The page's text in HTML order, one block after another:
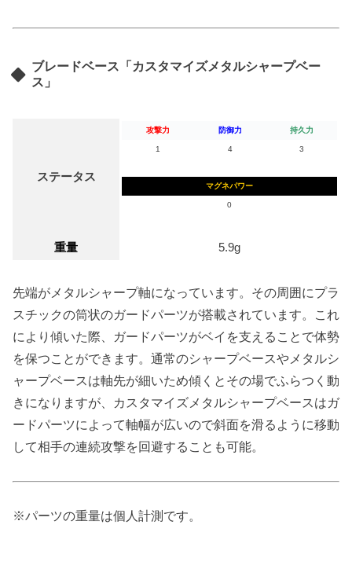
ブレードベース「カスタマイズメタルシャープベー
ス」
ステータス
攻撃力 防御力 持久力
1 4 3
マグネパワー
0
重量 5.9g
先端がメタルシャープ軸になっています。その周囲にプラ
スチックの筒状のガードパーツが搭載されています。これ
により傾いた際、ガードパーツがベイを支えることで体勢
を保つことができます。通常のシャープベースやメタルシ
ャープベースは軸先が細いため傾くとその場でふらつく動
きになりますが、カスタマイズメタルシャープベースはガ
ードパーツによって軸幅が広いので斜面を滑るように移動
して相手の連続攻撃を回避することも可能。
※パーツの重量は個人計測です。